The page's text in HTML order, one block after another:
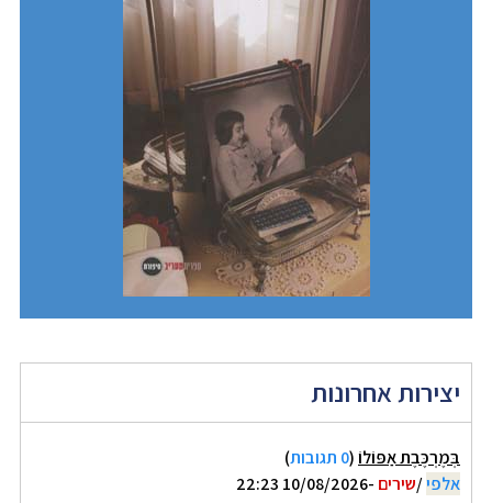
יצירות אחרונות
בְּמֶרְכֶּבֶת אַפּוֹלוֹ(0 תגובות
)
אלפי/שירים -10/08/2026 22:23